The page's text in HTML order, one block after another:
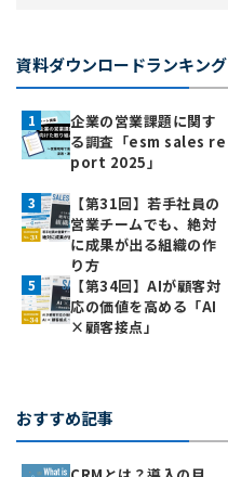
資料ダウンロードランキング
企業の営業課題に関す
る調査「esm sales re
port 2025」
【第31回】若手社員の
営業チームでも、絶対
に成果が出る組織の作
り方
【第34回】AIが顧客対
応の価値を高める「AI
×顧客接点」
おすすめ記事